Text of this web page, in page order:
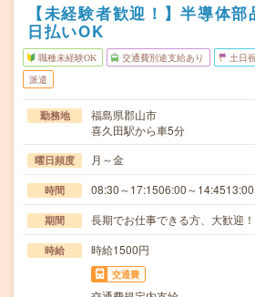
【未経験者歓迎！】半導体
日払いOK
職種未経験OK 交通費別途支給あり 土日
派遣
勤務地
福島県郡山市
喜久田駅から車5分
曜日頻度 月～金
時間 08:30～17:1506:00～
期間 長期でお仕事できる方、大歓迎！
時給 時給1500円
交通費